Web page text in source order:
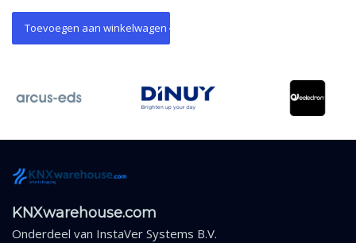
Toevoegen aan winkelwagen
KNXwarehouse.com
Onderdeel van InstaVer Systems B.V.